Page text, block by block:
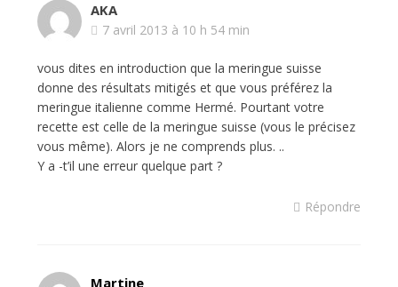
AKA
7 avril 2013 à 10 h 54 min
vous dites en introduction que la meringue suisse
donne des résultats mitigés et que vous préférez la
meringue italienne comme Hermé. Pourtant votre
recette est celle de la meringue suisse (vous le précisez
vous même). Alors je ne comprends plus. ..
Y a -t’il une erreur quelque part ?
Répondre
Martine